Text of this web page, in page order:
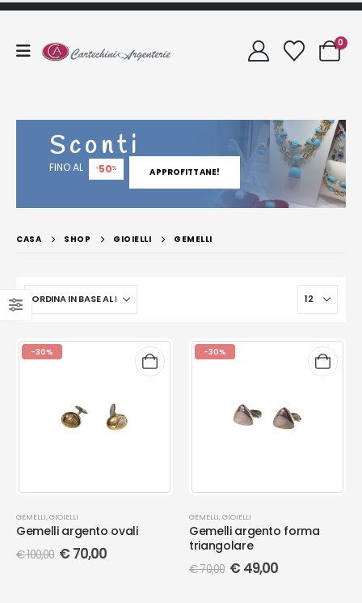
0
Sconti
FINO AL -50% APPROFITTANE!
CASA SHOP GIOIELLI GEMELLI
-30%
GEMELLI, GIOIELLI
Gemelli argento ovali
€100,00 € 70,00
-30%
GEMELLI, GIOIELLI
Gemelli argento forma
triangolare
€70,00 € 49,00